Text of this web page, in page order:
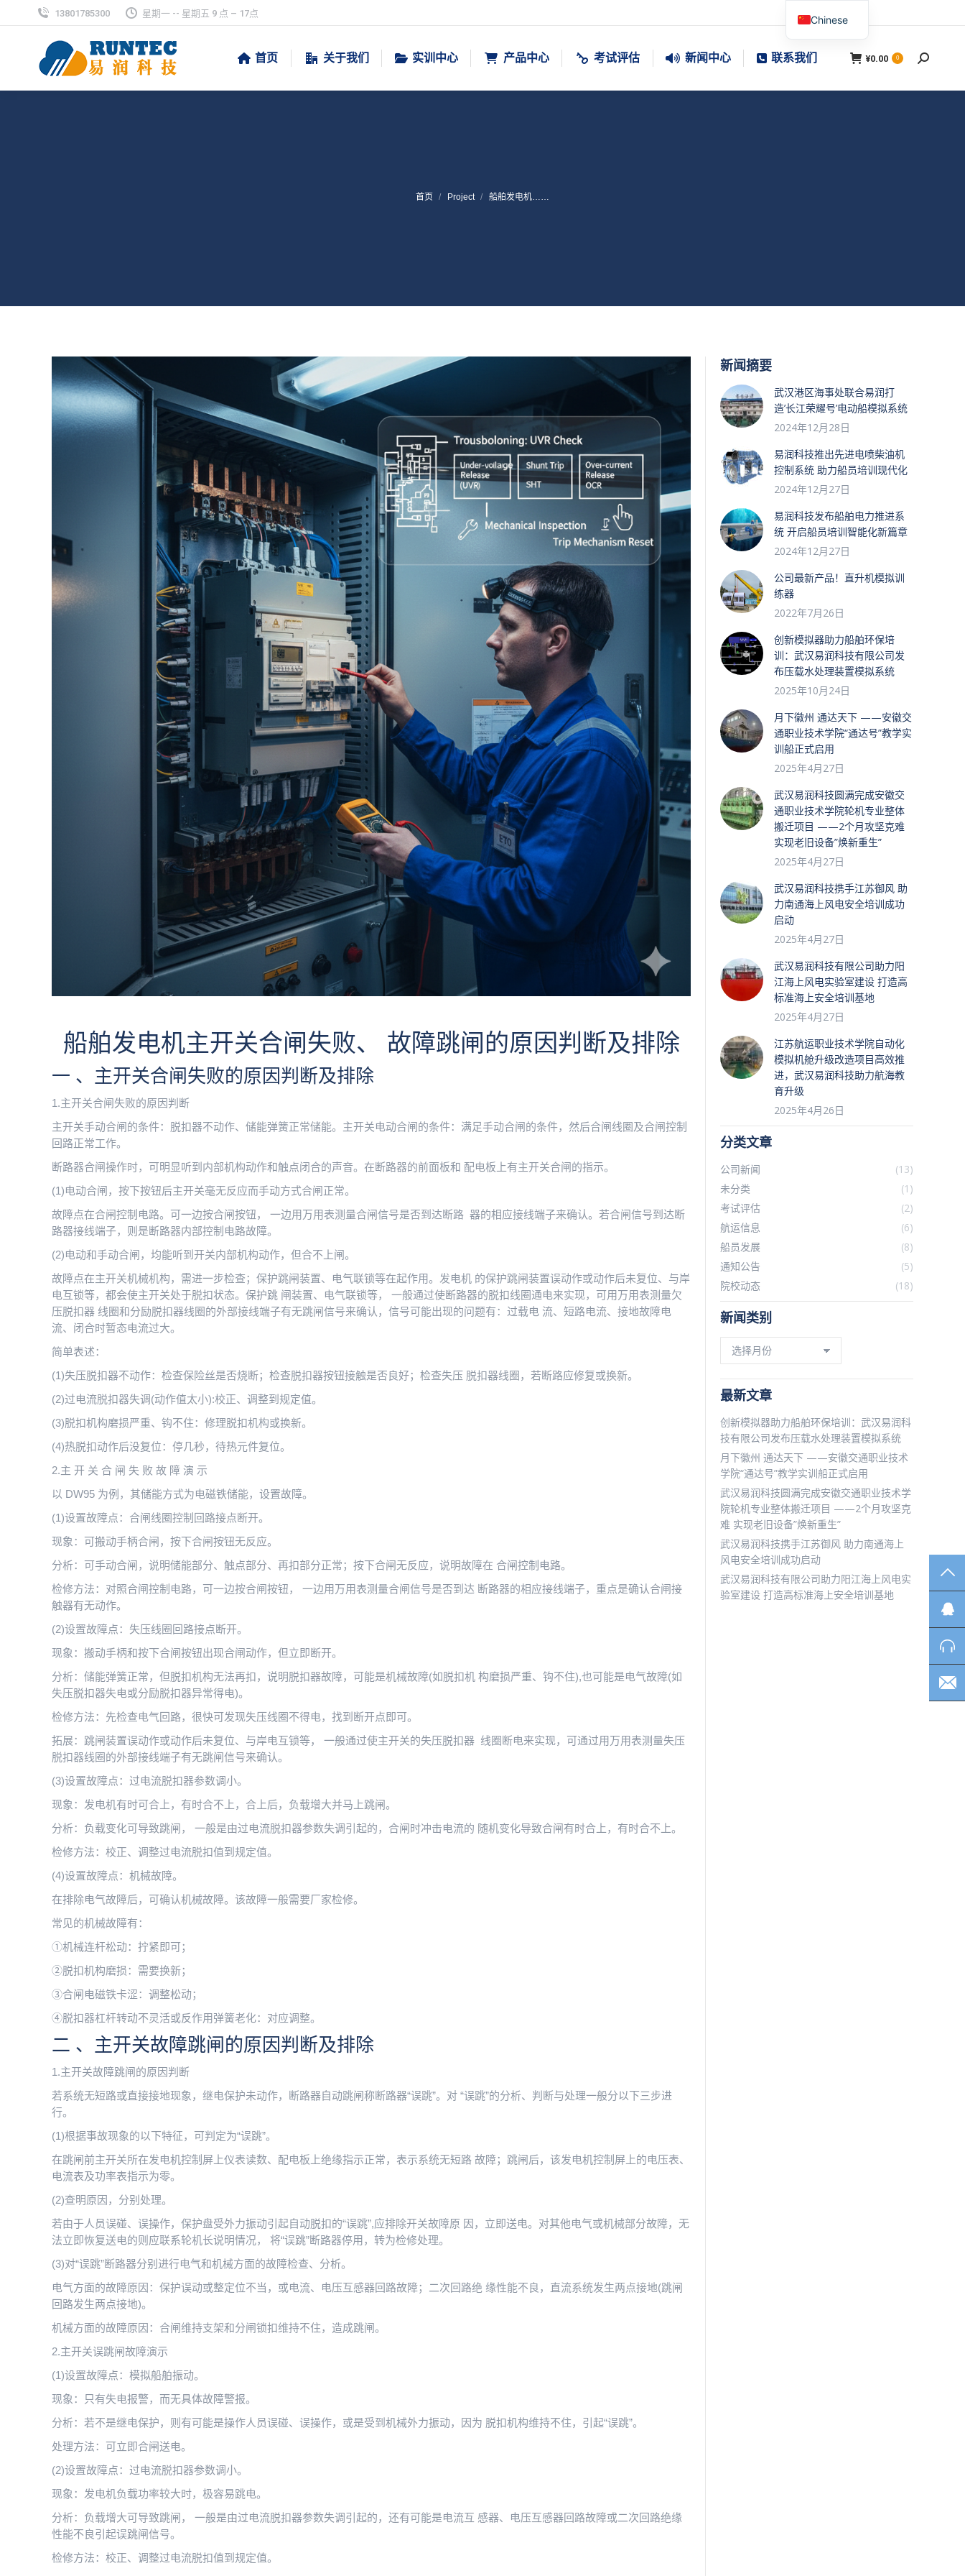
13801785300 星期一 -- 星期五 9 点 – 17点
首页 关于我们 实训中心 产品中心 考试评估 新闻中心 联系我们 ¥0.00 0
搜
您在这里：
首页 Project 船舶发电机……
船舶发电机主开关合闸失败、 故障跳闸的原因判断及排除
一 、主开关合闸失败的原因判断及排除
1.主开关合闸失败的原因判断
主开关手动合闸的条件：脱扣器不动作、储能弹簧正常储能。主开关电动合闸的条件：满足手动合闸的条件，然后合闸线圈及合闸控制
回路正常工作。
断路器合闸操作时，可明显听到内部机构动作和触点闭合的声音。在断路器的前面板和 配电板上有主开关合闸的指示。
(1)电动合闸，按下按钮后主开关毫无反应而手动方式合闸正常。
故障点在合闸控制电路。可一边按合闸按钮， 一边用万用表测量合闸信号是否到达断路 器的相应接线端子来确认。若合闸信号到达断
路器接线端子，则是断路器内部控制电路故障。
(2)电动和手动合闸，均能听到开关内部机构动作，但合不上闸。
故障点在主开关机械机构，需进一步检查；保护跳闸装置、电气联锁等在起作用。发电机 的保护跳闸装置误动作或动作后未复位、与岸
电互锁等，都会使主开关处于脱扣状态。保护跳 闸装置、电气联锁等， 一般通过使断路器的脱扣线圈通电来实现，可用万用表测量欠
压脱扣器 线圈和分励脱扣器线圈的外部接线端子有无跳闸信号来确认，信号可能出现的问题有：过载电 流、短路电流、接地故障电
流、闭合时暂态电流过大。
简单表述：
(1)失压脱扣器不动作：检查保险丝是否烧断；检查脱扣器按钮接触是否良好；检查失压 脱扣器线圈，若断路应修复或换新。
(2)过电流脱扣器失调(动作值太小):校正、调整到规定值。
(3)脱扣机构磨损严重、钩不住：修理脱扣机构或换新。
(4)热脱扣动作后没复位：停几秒，待热元件复位。
2.主 开 关 合 闸 失 败 故 障 演 示
以 DW95 为例，其储能方式为电磁铁储能，设置故障。
(1)设置故障点：合闸线圈控制回路接点断开。
现象：可搬动手柄合闸，按下合闸按钮无反应。
分析：可手动合闸，说明储能部分、触点部分、再扣部分正常；按下合闸无反应，说明故障在 合闸控制电路。
检修方法：对照合闸控制电路，可一边按合闸按钮， 一边用万用表测量合闸信号是否到达 断路器的相应接线端子，重点是确认合闸接
触器有无动作。
(2)设置故障点：失压线圈回路接点断开。
现象：搬动手柄和按下合闸按钮出现合闸动作，但立即断开。
分析：储能弹簧正常，但脱扣机构无法再扣，说明脱扣器故障，可能是机械故障(如脱扣机 构磨损严重、钩不住),也可能是电气故障(如
失压脱扣器失电或分励脱扣器异常得电)。
检修方法：先检查电气回路，很快可发现失压线圈不得电，找到断开点即可。
拓展：跳闸装置误动作或动作后未复位、与岸电互锁等， 一般通过使主开关的失压脱扣器 线圈断电来实现，可通过用万用表测量失压
脱扣器线圈的外部接线端子有无跳闸信号来确认。
(3)设置故障点：过电流脱扣器参数调小。
现象：发电机有时可合上，有时合不上，合上后，负载增大并马上跳闸。
分析：负载变化可导致跳闸， 一般是由过电流脱扣器参数失调引起的，合闸时冲击电流的 随机变化导致合闸有时合上，有时合不上。
检修方法：校正、调整过电流脱扣值到规定值。
(4)设置故障点：机械故障。
在排除电气故障后，可确认机械故障。该故障一般需要厂家检修。
常见的机械故障有：
①机械连杆松动：拧紧即可；
②脱扣机构磨损：需要换新；
③合闸电磁铁卡涩：调整松动；
④脱扣器杠杆转动不灵活或反作用弹簧老化：对应调整。
二 、主开关故障跳闸的原因判断及排除
1.主开关故障跳闸的原因判断
若系统无短路或直接接地现象，继电保护未动作，断路器自动跳闸称断路器“误跳”。对 “误跳”的分析、判断与处理一般分以下三步进
行。
(1)根据事故现象的以下特征，可判定为“误跳”。
在跳闸前主开关所在发电机控制屏上仪表读数、配电板上绝缘指示正常，表示系统无短路 故障；跳闸后，该发电机控制屏上的电压表、
电流表及功率表指示为零。
(2)查明原因，分别处理。
若由于人员误碰、误操作，保护盘受外力振动引起自动脱扣的“误跳”,应排除开关故障原 因，立即送电。对其他电气或机械部分故障，无
法立即恢复送电的则应联系轮机长说明情况， 将“误跳”断路器停用，转为检修处理。
(3)对“误跳”断路器分别进行电气和机械方面的故障检查、分析。
电气方面的故障原因：保护误动或整定位不当，或电流、电压互感器回路故障；二次回路绝 缘性能不良，直流系统发生两点接地(跳闸
回路发生两点接地)。
机械方面的故障原因：合闸维持支架和分闸锁扣维持不住，造成跳闸。
2.主开关误跳闸故障演示
(1)设置故障点：模拟船舶振动。
现象：只有失电报警，而无具体故障警报。
分析：若不是继电保护，则有可能是操作人员误碰、误操作，或是受到机械外力振动，因为 脱扣机构维持不住，引起“误跳”。
处理方法：可立即合闸送电。
(2)设置故障点：过电流脱扣器参数调小。
现象：发电机负载功率较大时，极容易跳电。
分析：负载增大可导致跳闸， 一般是由过电流脱扣器参数失调引起的，还有可能是电流互 感器、电压互感器回路故障或二次回路绝缘
性能不良引起误跳闸信号。
检修方法：校正、调整过电流脱扣值到规定值。
新闻摘要
武汉港区海事处联合易润打
造’长江荣耀号’电动船模拟系统
2024年12月28日
易润科技推出先进电喷柴油机
控制系统 助力船员培训现代化
2024年12月27日
易润科技发布船舶电力推进系
统 开启船员培训智能化新篇章
2024年12月27日
公司最新产品！直升机模拟训
练器
2022年7月26日
创新模拟器助力船舶环保培
训：武汉易润科技有限公司发
布压载水处理装置模拟系统
2025年10月24日
月下徽州 通达天下 ——安徽交
通职业技术学院“通达号”教学实
训船正式启用
2025年4月27日
武汉易润科技圆满完成安徽交
通职业技术学院轮机专业整体
搬迁项目 ——2个月攻坚克难
实现老旧设备”焕新重生”
2025年4月27日
武汉易润科技携手江苏御风 助
力南通海上风电安全培训成功
启动
2025年4月27日
武汉易润科技有限公司助力阳
江海上风电实验室建设 打造高
标准海上安全培训基地
2025年4月27日
江苏航运职业技术学院自动化
模拟机舱升级改造项目高效推
进，武汉易润科技助力航海教
育升级
2025年4月26日
分类文章
公司新闻
(13)
未分类
(1)
考试评估
(2)
航运信息
(6)
船员发展
(8)
通知公告
(5)
院校动态
(18)
新闻类别
类
别
最新文章
创新模拟器助力船舶环保培训：武汉易润科
技有限公司发布压载水处理装置模拟系统
月下徽州 通达天下 ——安徽交通职业技术
学院“通达号”教学实训船正式启用
武汉易润科技圆满完成安徽交通职业技术学
院轮机专业整体搬迁项目 ——2个月攻坚克
难 实现老旧设备”焕新重生”
武汉易润科技携手江苏御风 助力南通海上
风电安全培训成功启动
武汉易润科技有限公司助力阳江海上风电实
验室建设 打造高标准海上安全培训基地
Chinese